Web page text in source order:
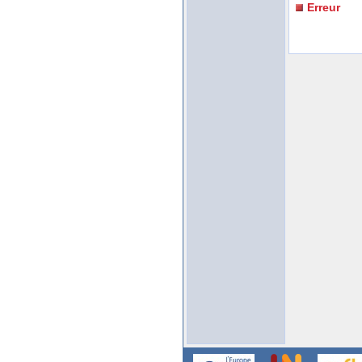
Erreur